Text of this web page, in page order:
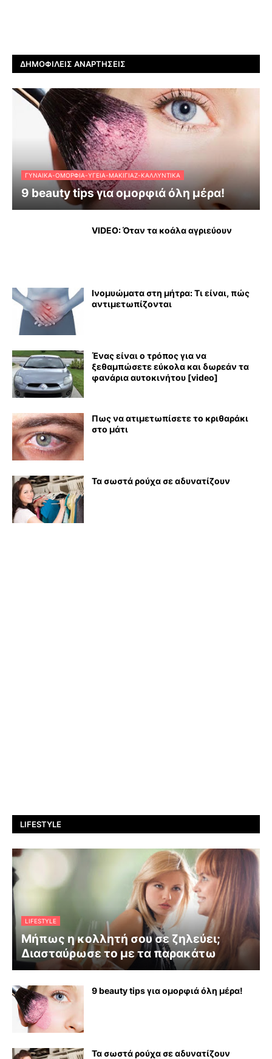
ΔΗΜΟΦΙΛΕΊΣ ΑΝΑΡΤΉΣΕΙΣ
ΓΥΝΑΊΚΑ-ΟΜΟΡΦΙΆ-ΥΓΕΊΑ-ΜΑΚΙΓΙΆΖ-ΚΑΛΛΥΝΤΙΚΆ
9 beauty tips για ομορφιά όλη μέρα!
VIDEO: Όταν τα κοάλα αγριεύουν
Ινομυώματα στη μήτρα: Τι είναι, πώς
αντιμετωπίζονται
Ένας είναι ο τρόπος για να
ξεθαμπώσετε εύκολα και δωρεάν τα
φανάρια αυτοκινήτου [video]
Πως να ατιμετωπίσετε το κριθαράκι
στο μάτι
Τα σωστά ρούχα σε αδυνατίζουν
LIFESTYLE
LIFESTYLE
Μήπως η κολλητή σου σε ζηλεύει;
Διασταύρωσε το με τα παρακάτω
9 beauty tips για ομορφιά όλη μέρα!
Τα σωστά ρούχα σε αδυνατίζουν